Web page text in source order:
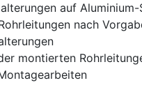
auf
nach
montierten